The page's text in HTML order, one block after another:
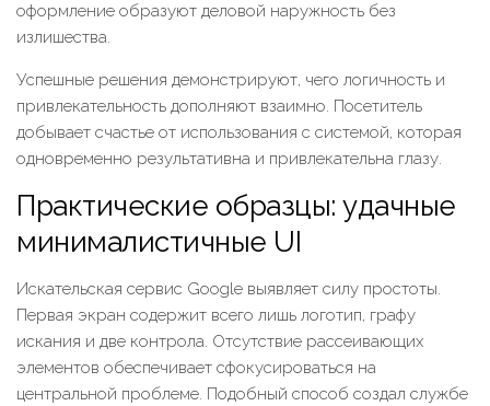
оформление образуют деловой наружность без
излишества.
Успешные решения демонстрируют, чего логичность и
привлекательность дополняют взаимно. Посетитель
добывает счастье от использования с системой, которая
одновременно результативна и привлекательна глазу.
Практические образцы: удачные
минималистичные UI
Искательская сервис Google выявляет силу простоты.
Первая экран содержит всего лишь логотип, графу
искания и две контрола. Отсутствие рассеивающих
элементов обеспечивает сфокусироваться на
центральной проблеме. Подобный способ создал службе